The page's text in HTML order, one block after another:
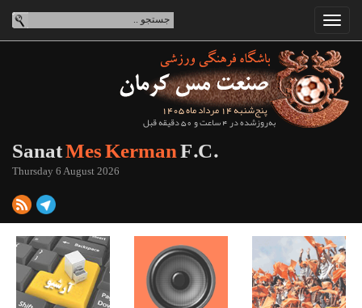
پنج‌شنبه 14 مرداد ماه 1405
به‌روزشده در 4 ساعت و 50 دقیقه قبل
SanatMes KermanF.C.
Thursday 6 August 2026